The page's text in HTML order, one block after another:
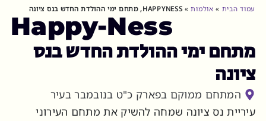
עמוד הבית » אולמות»HAPPYNESS, מתחם ימי ההולדת החדש בנס ציונה
Happy-Ness
מתחם ימי ההולדת החדש בנס
ציונה
המתחם ממוקם בפארק כ"ט בנובמבר בעיר
עיריית נס ציונה שמחה להשיק את מתחם העירוני